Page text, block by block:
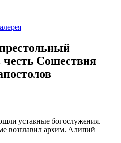
честь Сошествия
уставные богослужения.
возглавил архим. Алипий